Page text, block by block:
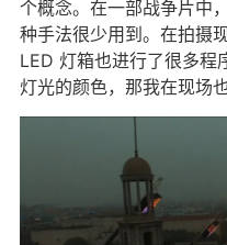
个概念。在一部战争片中
种手法很少用到。在拍摄
LED 灯箱也进行了很多程
灯光的颜色，那我在现场